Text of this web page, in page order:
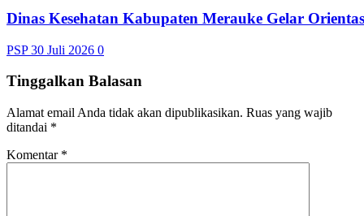
Dinas Kesehatan Kabupaten Merauke Gelar
PSP30 Juli 2026 0
Tinggalkan Balasan
Alamat email Anda tidak akan dipublikasikan. Ruas yang wajib
ditandai *
Komentar *